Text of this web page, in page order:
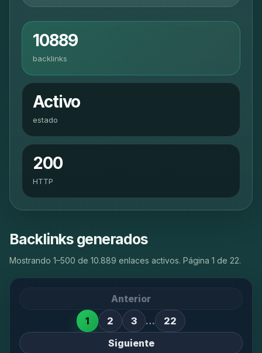
10889
backlinks
Activo
estado
200
HTTP
Backlinks generados
Mostrando 1–500 de 10.889 enlaces activos. Página 1 de 22.
Anterior
1
2 3 …
22
Siguiente